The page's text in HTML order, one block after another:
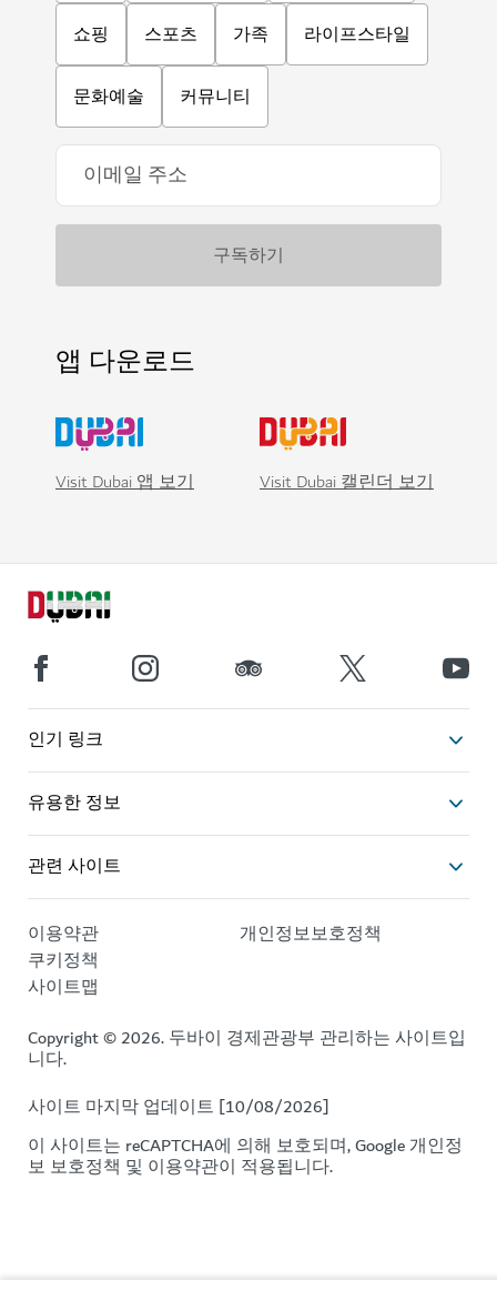
쇼핑 스포츠 가족 라이프스타일
문화예술 커뮤니티
앱 다운로드
Visit Dubai 앱 보기 Visit Dubai 캘린더 보기
인기 링크
유용한 정보
관련 사이트
이용약관
개인정보보호정책
쿠키정책
사이트맵
Copyright © 2026. 두바이 경제관광부 관리하는 사이트입
니다.
사이트 마지막 업데이트 [10/08/2026]
이 사이트는 reCAPTCHA에 의해 보호되며, Google개인정
보 보호정책 및 이용약관이 적용됩니다.